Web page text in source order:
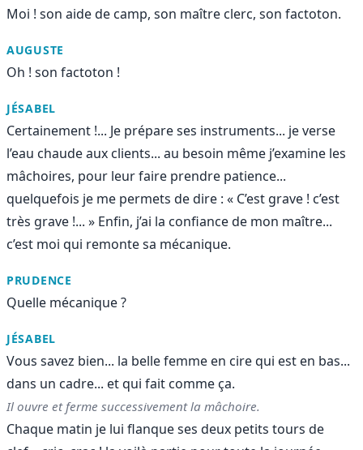
Moi ! son aide de camp, son maître clerc, son factoton.
AUGUSTE
Oh ! son factoton !
JÉSABEL
Certainement !... Je prépare ses instruments... je verse
l’eau chaude aux clients... au besoin même j’examine les
mâchoires, pour leur faire prendre patience...
quelquefois je me permets de dire : « C’est grave ! c’est
très grave !... » Enfin, j’ai la confiance de mon maître...
c’est moi qui remonte sa mécanique.
PRUDENCE
Quelle mécanique ?
JÉSABEL
Vous savez bien... la belle femme en cire qui est en bas...
dans un cadre... et qui fait comme ça.
Il ouvre et ferme successivement la mâchoire.
Chaque matin je lui flanque ses deux petits tours de